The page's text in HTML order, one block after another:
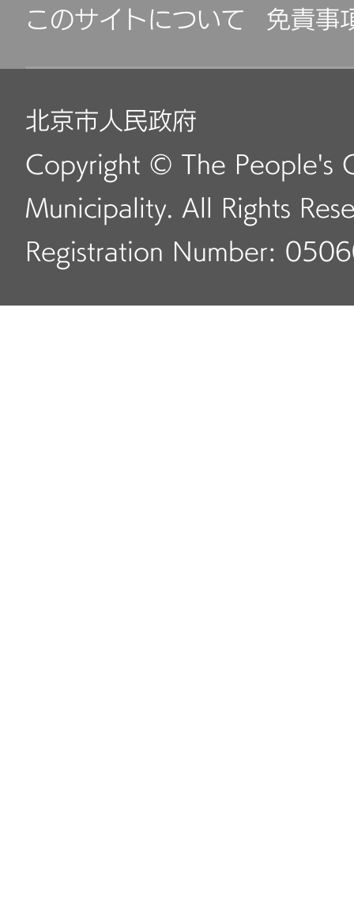
このサイトについて 免責事
北京市人民政府
Copyright © The People's
Municipality. All Rights
Registration Number: